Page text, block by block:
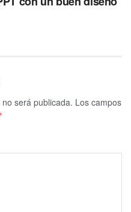
será publicada. Los campos